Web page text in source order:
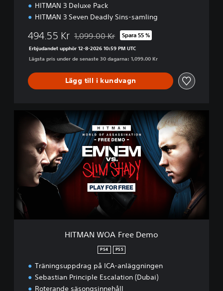
HITMAN 3 Deluxe Pack
HITMAN 3 Seven Deadly Sins-samling
494.55 Kr Nedsatt från ursprungspriset på 1,099.00 Kr
1,099.00 Kr Spara 55 %
Erbjudandet upphör 12-8-2026 10:59 PM UTC
Lägsta pris under de senaste 30 dagarna: 1,099.00 Kr
Lägg till i kundvagn
A
e
HITMAN WOA Free Demo
PS4 PS5
Träningsuppdrag på ICA-anläggningen
Sebastian Principle Escalation (Dubai)
Roterande säsongsinnehåll